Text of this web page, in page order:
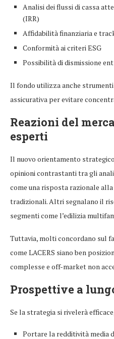
Analisi dei flussi di cassa
(IRR)
Affidabilità finanziaria e
Conformità ai criteri ESG
Possibilità di dismissione
Il fondo utilizza anche
assicurativa per evitare
Reazioni del
esperti
Il nuovo orientamento
opinioni contrastanti tra gli
come una risposta razionale
tradizionali. Altri segnalano il
segmenti come l’edilizia
Tuttavia, molti concordano sul
come LACERS siano ben
complesse e off-market non
Prospettive a
Se la strategia si rivelerà
Portare la redditività media